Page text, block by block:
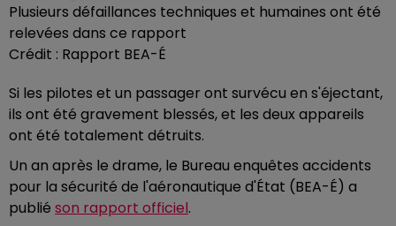
Plusieurs défaillances techniques et humaines ont été
relevées dans ce rapport
Crédit : Rapport BEA-É
Si les pilotes et un passager ont survécu en s'éjectant,
ils ont été gravement blessés, et les deux appareils
ont été totalement détruits.
Un an après le drame, le Bureau enquêtes accidents
pour la sécurité de l'aéronautique d'État (BEA-É) a
publié son rapport officiel.